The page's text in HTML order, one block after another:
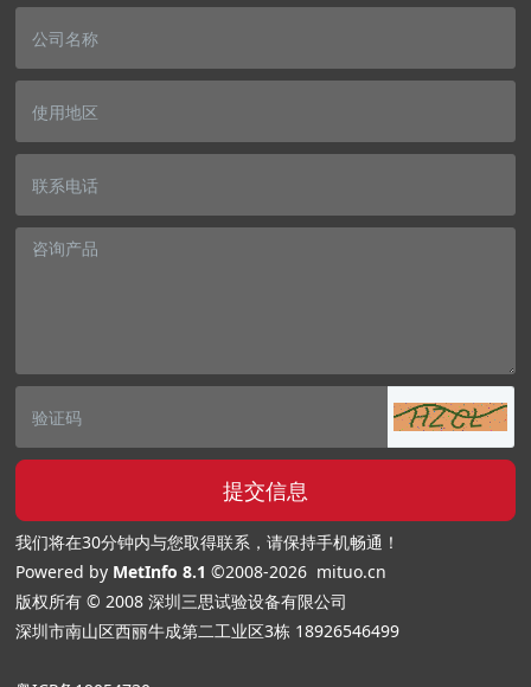
提交信息
我们将在30分钟内与您取得联系，请保持手机畅通！
Powered by MetInfo 8.1 ©2008-2026 mituo.cn
版权所有 © 2008 深圳三思试验设备有限公司
深圳市南山区西丽牛成第二工业区3栋 18926546499